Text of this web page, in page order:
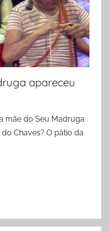
apareceu
mãe do Seu Madruga
Chaves? O pátio da